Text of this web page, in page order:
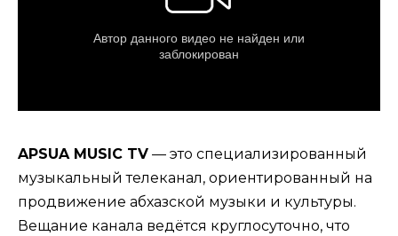
APSUA MUSIC TV — это специализированный
музыкальный телеканал, ориентированный на
продвижение абхазской музыки и культуры.
Вещание канала ведётся круглосуточно, что